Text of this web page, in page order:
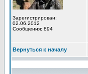
Зарегистрирован:
02.06.2012
Сообщения: 894
Вернуться к началу